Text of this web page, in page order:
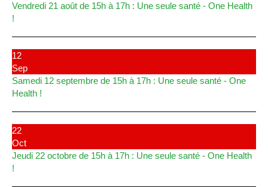
Vendredi 21 août de 15h à 17h : Une seule santé - One Health
!
12
Sep
Samedi 12 septembre de 15h à 17h : Une seule santé - One
Health !
22
Oct
Jeudi 22 octobre de 15h à 17h : Une seule santé - One Health
!